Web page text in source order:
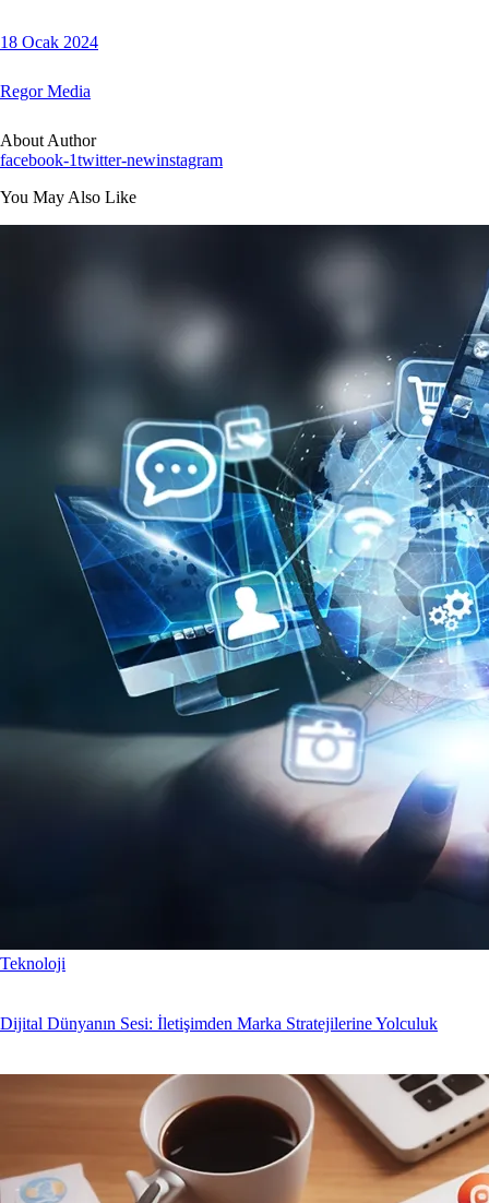
18 Ocak 2024
Regor Media
About Author
facebook-1twitter-newinstagram
You May Also Like
Teknoloji
Dijital Dünyanın Sesi: İletişimden Marka Stratejilerine Yolculuk